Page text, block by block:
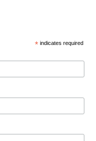
* indicates required